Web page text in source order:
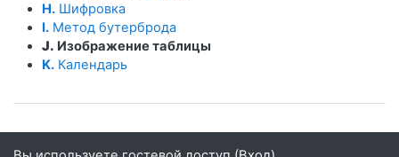
H. Шифровка
I. Метод бутерброда
J. Изображение таблицы
K. Календарь